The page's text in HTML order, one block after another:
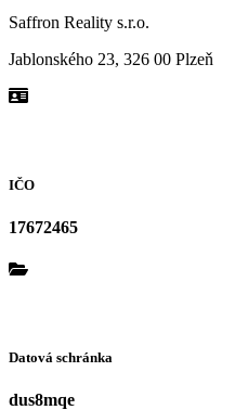
Saffron Reality s.r.o.
Jablonského 23, 326 00 Plzeň
IČO
17672465
Datová schránka
dus8mqe